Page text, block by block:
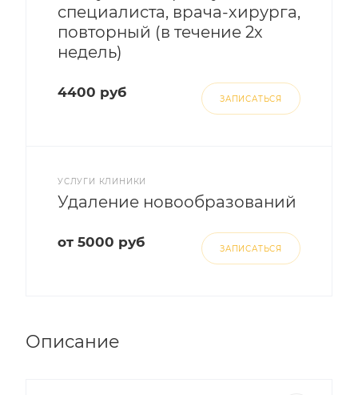
специалиста, врача-хирурга,
повторный (в течение 2х
недель)
4400 руб ЗАПИСАТЬСЯ
УСЛУГИ КЛИНИКИ
Удаление новообразований
от 5000 руб ЗАПИСАТЬСЯ
Описание